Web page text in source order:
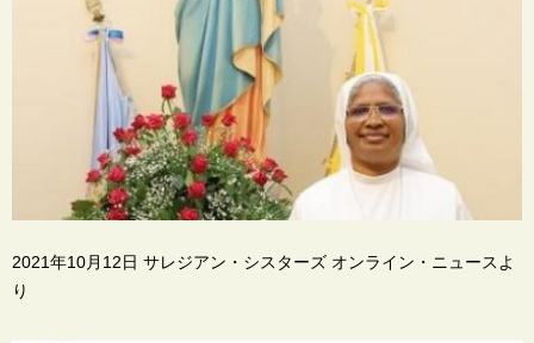
2021年10月12日 サレジアン・シスターズ オンライン・ニュースよ
り